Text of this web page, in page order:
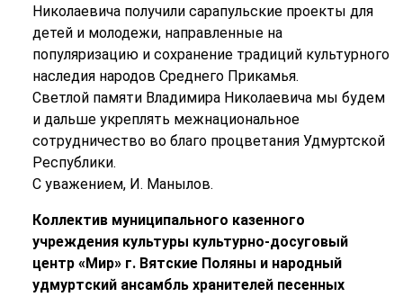
Николаевича получили сарапульские проекты для
детей и молодежи, направленные на
популяризацию и сохранение традиций культурного
наследия народов Среднего Прикамья.
Светлой памяти Владимира Николаевича мы будем
и дальше укреплять межнациональное
сотрудничество во благо процветания Удмуртской
Республики.
С уважением, И. Манылов.
Коллектив муниципального казенного
учреждения культуры культурно-досуговый
центр «Мир» г. Вятские Поляны и народный
удмуртский ансамбль хранителей песенных